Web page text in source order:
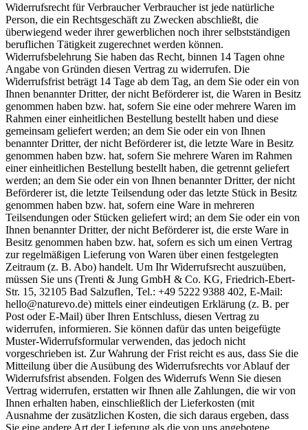
Widerrufsrecht für Verbraucher Verbraucher ist jede natürliche
Person, die ein Rechtsgeschäft zu Zwecken abschließt, die
überwiegend weder ihrer gewerblichen noch ihrer selbstständigen
beruflichen Tätigkeit zugerechnet werden können.
Widerrufsbelehrung Sie haben das Recht, binnen 14 Tagen ohne
Angabe von Gründen diesen Vertrag zu widerrufen. Die
Widerrufsfrist beträgt 14 Tage ab dem Tag, an dem Sie oder ein von
Ihnen benannter Dritter, der nicht Beförderer ist, die Waren in Besitz
genommen haben bzw. hat, sofern Sie eine oder mehrere Waren im
Rahmen einer einheitlichen Bestellung bestellt haben und diese
gemeinsam geliefert werden; an dem Sie oder ein von Ihnen
benannter Dritter, der nicht Beförderer ist, die letzte Ware in Besitz
genommen haben bzw. hat, sofern Sie mehrere Waren im Rahmen
einer einheitlichen Bestellung bestellt haben, die getrennt geliefert
werden; an dem Sie oder ein von Ihnen benannter Dritter, der nicht
Beförderer ist, die letzte Teilsendung oder das letzte Stück in Besitz
genommen haben bzw. hat, sofern eine Ware in mehreren
Teilsendungen oder Stücken geliefert wird; an dem Sie oder ein von
Ihnen benannter Dritter, der nicht Beförderer ist, die erste Ware in
Besitz genommen haben bzw. hat, sofern es sich um einen Vertrag
zur regelmäßigen Lieferung von Waren über einen festgelegten
Zeitraum (z. B. Abo) handelt. Um Ihr Widerrufsrecht auszuüben,
müssen Sie uns (Trenti & Jung GmbH & Co. KG, Friedrich-Ebert-
Str. 15, 32105 Bad Salzuflen, Tel.: +49 5222 9388 402, E-Mail:
hello@naturevo.de) mittels einer eindeutigen Erklärung (z. B. per
Post oder E-Mail) über Ihren Entschluss, diesen Vertrag zu
widerrufen, informieren. Sie können dafür das unten beigefügte
Muster-Widerrufsformular verwenden, das jedoch nicht
vorgeschrieben ist. Zur Wahrung der Frist reicht es aus, dass Sie die
Mitteilung über die Ausübung des Widerrufsrechts vor Ablauf der
Widerrufsfrist absenden. Folgen des Widerrufs Wenn Sie diesen
Vertrag widerrufen, erstatten wir Ihnen alle Zahlungen, die wir von
Ihnen erhalten haben, einschließlich der Lieferkosten (mit
Ausnahme der zusätzlichen Kosten, die sich daraus ergeben, dass
Sie eine andere Art der Lieferung als die von uns angebotene,